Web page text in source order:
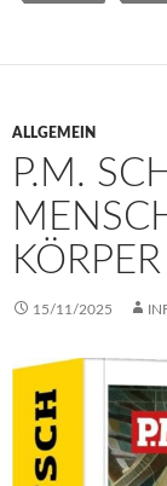
ALLGEMEIN
P.M.
15/11/2025